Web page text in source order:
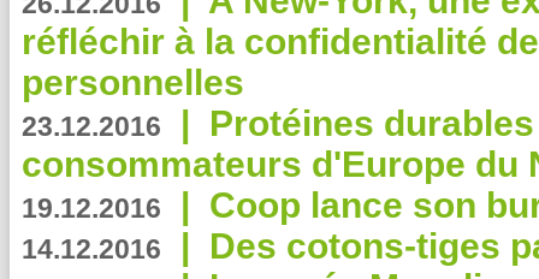
réfléchir à la confidentialité
personnelles
23.12.2016 | Protéines
consommateurs d'Europe du
19.12.2016 | Coop lance son
14.12.2016 | Des cotons-tiges